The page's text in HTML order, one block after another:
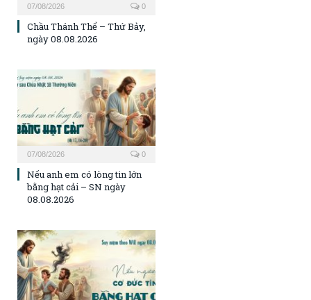
07/08/2026 0
Chầu Thánh Thể – Thứ Bảy,
ngày 08.08.2026
07/08/2026 0
Nếu anh em có lòng tin lớn
bằng hạt cải – SN ngày
08.08.2026